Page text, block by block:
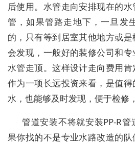
后使用。水管走向安排现在的
管，如果管路走地下，一旦发
的，只有等到居室其他地方或
会发现，一般好的装修公司和
水管走顶。这样设计走向费用
作为一项长远投资来看，是值
水，也能够及时发现，便于检修
管道安装不将就安装PP-R
果你找的不是专业水路改造的